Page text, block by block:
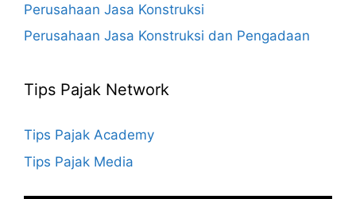
Perusahaan Jasa Konstruksi
Perusahaan Jasa Konstruksi dan Pengadaan
Tips Pajak Network
Tips Pajak Academy
Tips Pajak Media